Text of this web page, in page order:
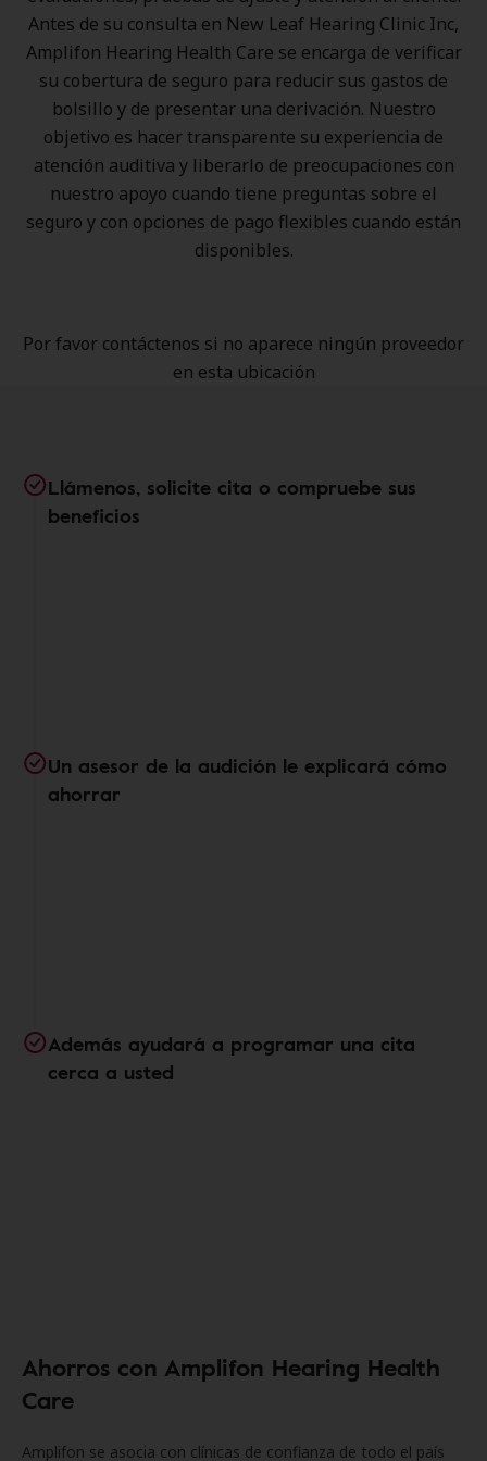
Antes de su consulta en New Leaf Hearing Clinic Inc,
Amplifon Hearing Health Care se encarga de verificar
su cobertura de seguro para reducir sus gastos de
bolsillo y de presentar una derivación. Nuestro
objetivo es hacer transparente su experiencia de
atención auditiva y liberarlo de preocupaciones con
nuestro apoyo cuando tiene preguntas sobre el
seguro y con opciones de pago flexibles cuando están
disponibles.
Por favor contáctenos si no aparece ningún proveedor
en esta ubicación
Llámenos, solicite cita o compruebe sus
beneficios
Un asesor de la audición le explicará cómo
ahorrar
Además ayudará a programar una cita
cerca a usted
Ahorros con Amplifon Hearing Health
Care
Amplifon se asocia con clínicas de confianza de todo el país